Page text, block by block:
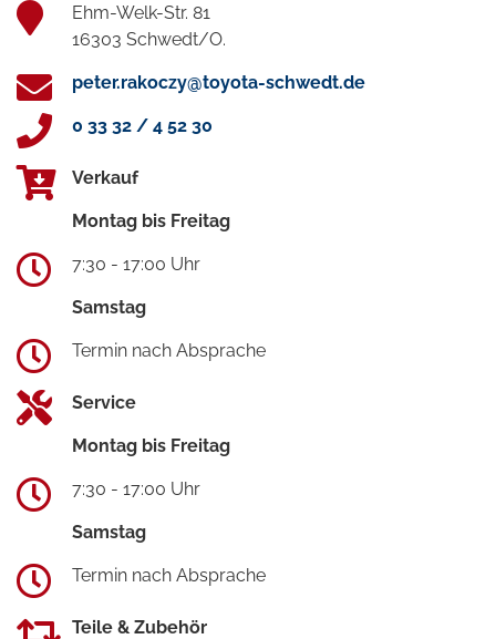
Ehm-Welk-Str. 81
16303 Schwedt/O.
peter.rakoczy@toyota-schwedt.de
0 33 32 / 4 52 30
Verkauf
Montag bis Freitag
7:30 - 17:00 Uhr
Samstag
Termin nach Absprache
Service
Montag bis Freitag
7:30 - 17:00 Uhr
Samstag
Termin nach Absprache
Teile & Zubehör